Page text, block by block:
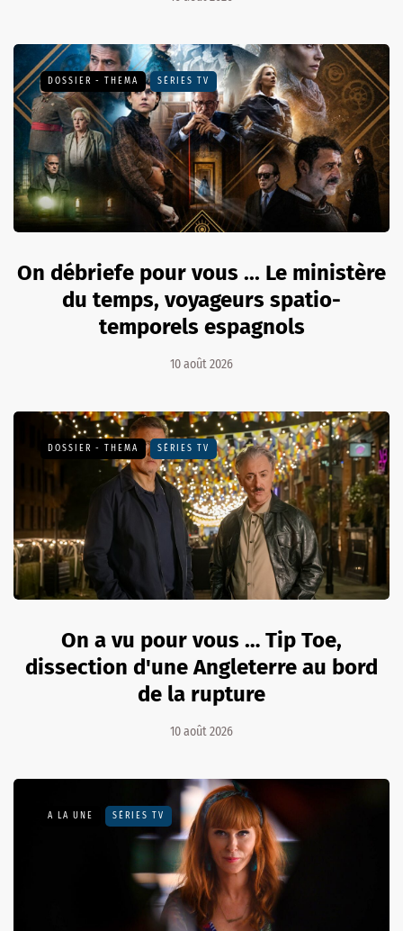
DOSSIER - THEMA SÉRIES TV
On débriefe pour vous ... Le ministère
du temps, voyageurs spatio-
temporels espagnols
10 août 2026
DOSSIER - THEMA SÉRIES TV
On a vu pour vous … Tip Toe,
dissection d'une Angleterre au bord
de la rupture
10 août 2026
A LA UNE SÉRIES TV